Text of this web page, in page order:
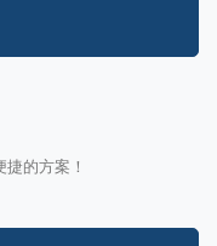
的方案！